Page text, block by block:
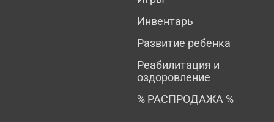
Инвентарь
Развитие ребенка
Реабилитация и
оздоровление
% РАСПРОДАЖА %